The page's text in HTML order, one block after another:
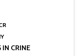
IN CRINE